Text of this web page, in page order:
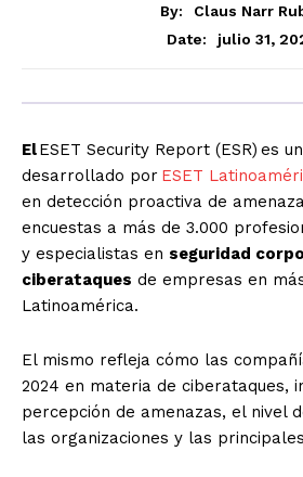
By:
Claus Narr
Date:
julio 31,
ElESET Security Report (ESR) es
desarrollado por ESET
en detección proactiva de
encuestas a más de 3.000
y especialistas en seguridad
ciberataques de empresas en
Latinoamérica.
El mismo refleja cómo las
2024 en materia de ciberataques,
percepción de amenazas, el nivel
las organizaciones y las